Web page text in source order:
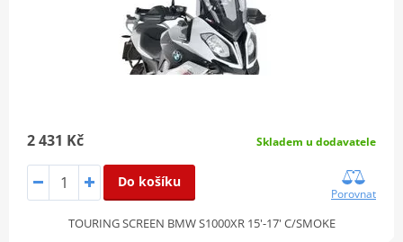
2 431 Kč Skladem u dodavatele
Do košíku
Porovnat
TOURING SCREEN BMW S1000XR 15'-17' C/SMOKE